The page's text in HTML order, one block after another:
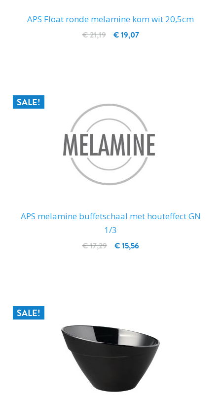
APS Float ronde melamine kom wit 20,5cm
€ 19,07
€ 21,19
SALE!
APS melamine buffetschaal met houteffect GN
1/3
€ 15,56
€ 17,29
SALE!